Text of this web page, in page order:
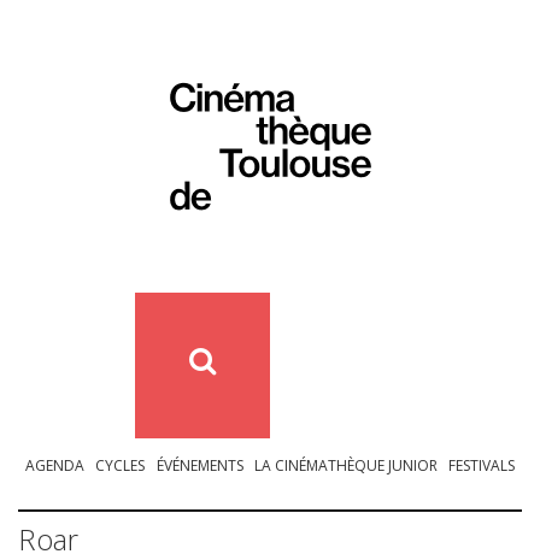
AGENDA CYCLES ÉVÉNEMENTS LA CINÉMATHÈQUE JUNIOR FESTIVALS
Roar